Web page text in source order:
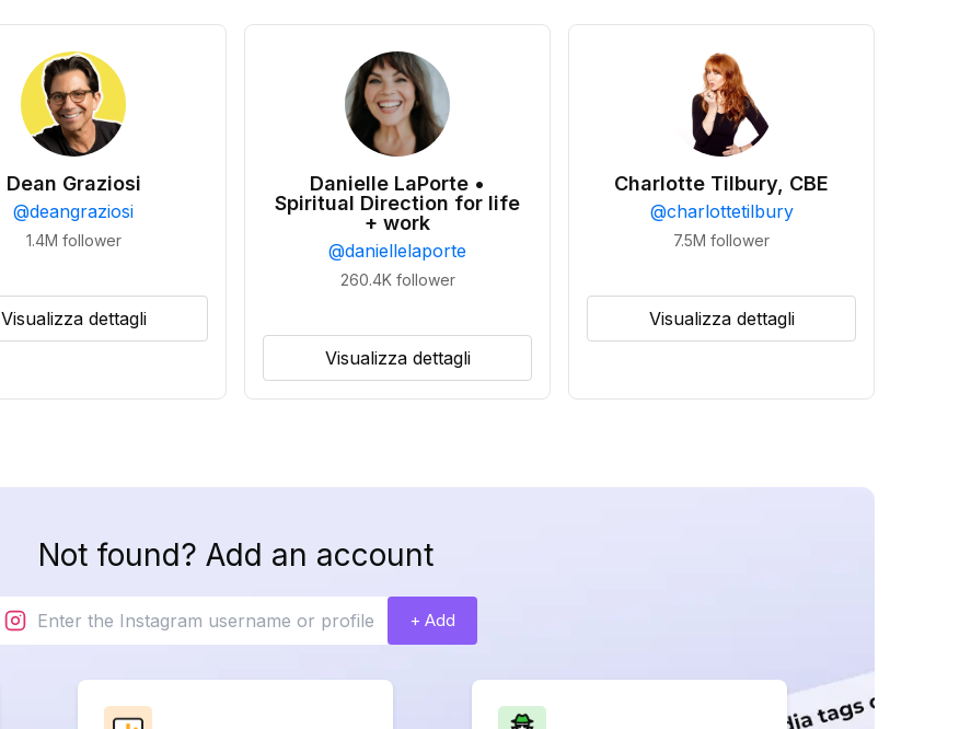
Dean Graziosi
@deangraziosi
1.4M follower
Visualizza dettagli
Danielle LaPorte •
Spiritual Direction for life
+ work
@daniellelaporte
260.4K follower
Visualizza dettagli
Charlotte Tilbury, CBE
@charlottetilbury
7.5M follower
Visualizza dettagli
Not found? Add an account
+ Add